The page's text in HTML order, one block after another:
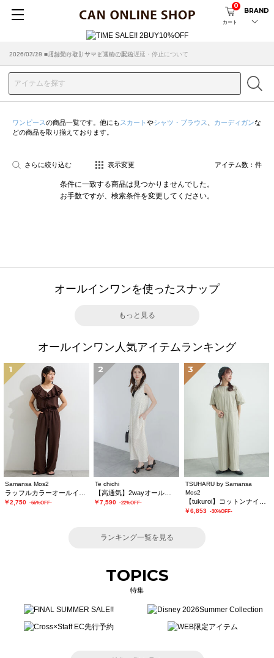
カート
0
BRAND
2026/07/29 ■【お知らせ】ヤマト運輸の配送遅延・停止について
2026/03/18 ■店舗受け取りサービスのご案内
ワンピースの商品一覧です。他にも スカート やシャツ・ブラウス カーディガンな
どの商品を取り揃えております。
さらに絞り込む 表示変更 アイテム数： 件
条件に一致する商品は見つかりませんでした。
お手数ですが、検索条件を変更してください。
オールインワンを使ったスナップ
もっと見る
オールインワン人気アイテムランキング
1
Samansa Mos2
￥2,750 -66%OFF-
2
Te chichi
￥7,590 -22%OFF-
3
TSUHARU by Samansa
Mos2
￥6,853 -30%OFF-
ランキング一覧を見る
TOPICS
特集